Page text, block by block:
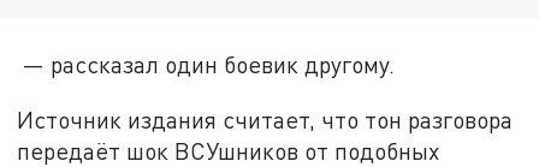
— рассказал один боевик другому.
Источник издания считает, что тон разговора
передаёт шок ВСУшников от подобных